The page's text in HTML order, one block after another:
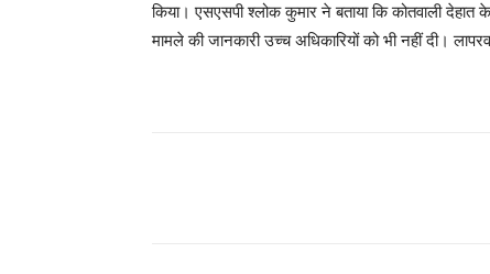
किया। एसएसपी श्लोक कुमार ने बताया कि कोतवाली
मामले की जानकारी उच्च अधिकारियों को भी नहीं दी।